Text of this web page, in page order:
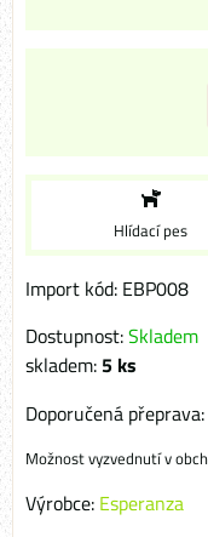
Hlídací pes
Import kód: EBP008
Dostupnost:Skladem
skladem:5 ks
Výrobce: Esperanza